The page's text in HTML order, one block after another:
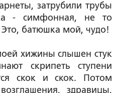
затрубили трубы
- симфонная, не то
батюшка мой, чудо!
хижины слышен стук
скрипеть ступени
скок и скок. Потом
здравицы,